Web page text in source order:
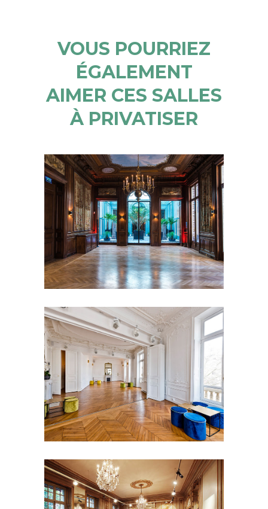
VOUS POURRIEZ
ÉGALEMENT
AIMER CES SALLES
À PRIVATISER
HÔTEL SALOMON DE
ROTHSCHILD
PAVILLON DE L’ARC